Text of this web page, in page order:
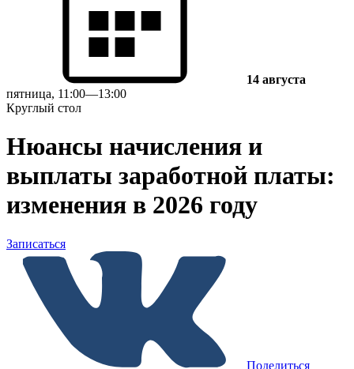
14 августа
пятница, 11:00—13:00
Круглый стол
Нюансы начисления и
выплаты заработной платы:
изменения в 2026 году
Записаться
Поделиться